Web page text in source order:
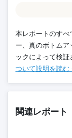
本レポートのすべ
ー、真のボトム
ックによって検証
ついて設明を読
関連レポート